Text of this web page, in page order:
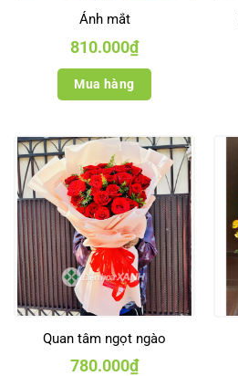
Ánh mắt
810.000₫
Mua hàng
Quan tâm ngọt ngào
780.000₫